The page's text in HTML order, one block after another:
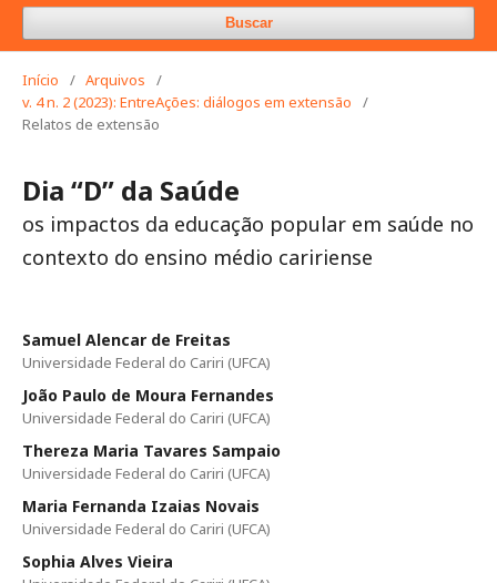
Buscar
Início / Arquivos
/
v. 4 n. 2 (2023): EntreAções: diálogos em extensão
/
Relatos de extensão
Dia “D” da Saúde
os impactos da educação popular em saúde no
contexto do ensino médio caririense
Samuel Alencar de Freitas
Universidade Federal do Cariri (UFCA)
João Paulo de Moura Fernandes
Universidade Federal do Cariri (UFCA)
Thereza Maria Tavares Sampaio
Universidade Federal do Cariri (UFCA)
Maria Fernanda Izaias Novais
Universidade Federal do Cariri (UFCA)
Sophia Alves Vieira